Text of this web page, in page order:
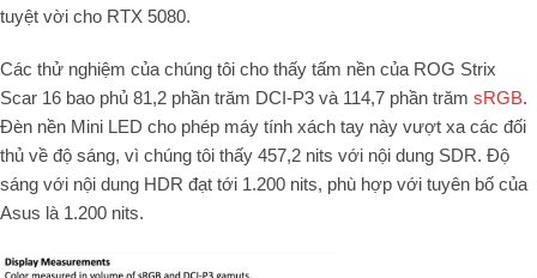
tuyệt vời cho RTX 5080.
Các thử nghiệm của chúng tôi cho thấy tấm nền của ROG Strix
Scar 16 bao phủ 81,2 phần trăm DCI-P3 và 114,7 phần trăm sRGB.
Đèn nền Mini LED cho phép máy tính xách tay này vượt xa các đối
thủ về độ sáng, vì chúng tôi thấy 457,2 nits với nội dung SDR. Độ
sáng với nội dung HDR đạt tới 1.200 nits, phù hợp với tuyên bố của
Asus là 1.200 nits.